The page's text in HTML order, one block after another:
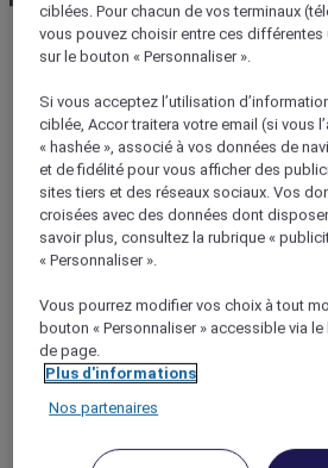
World
Germany
Baden-Wuerttemberg
Offenburg
ciblées. Pour chacun de vos terminaux
vous pouvez choisir entre ces
sur le bouton « Personnaliser ».
Si vous acceptez l’utilisation
ciblée, Accor traitera votre email (si vous
« hashée », associé à vos données de
et de fidélité pour vous afficher des
sites tiers et des réseaux sociaux. Vos
croisées avec des données dont
savoir plus, consultez la rubrique «
« Personnaliser ».
Vous pourrez modifier vos choix à tout
bouton « Personnaliser » accessible via
de page.
Plus d'informations
Nos partenaires